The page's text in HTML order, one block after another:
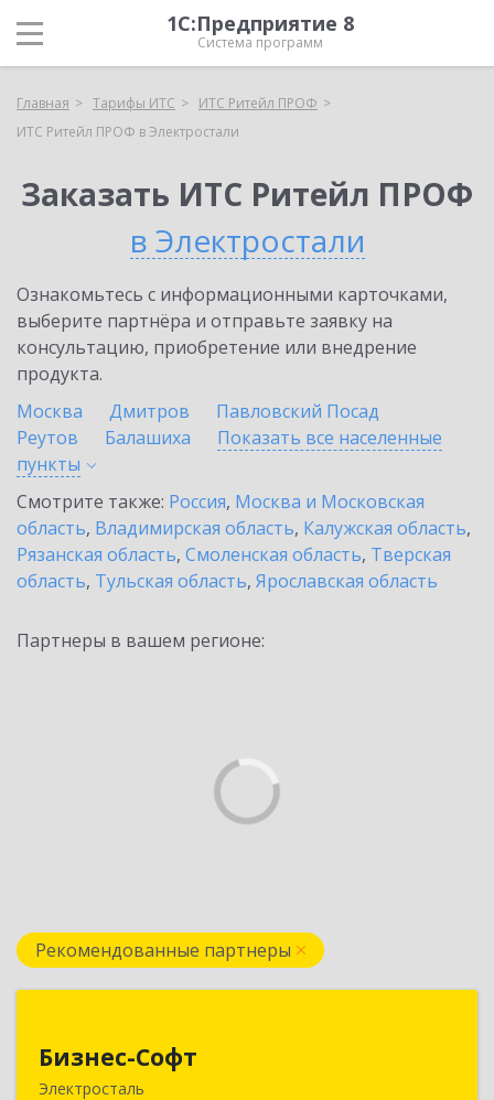
1С:Предприятие 8
Система программ
Главная Тарифы ИТС
ИТС Ритейл ПРОФ
ИТС Ритейл ПРОФ в Электростали
Заказать ИТС Ритейл ПРОФ
в Электростали
Ознакомьтесь с информационными карточками,
выберите партнёра и отправьте заявку на
консультацию, приобретение или внедрение
продукта.
Москва
Дмитров
Павловский Посад
Реутов
Балашиха
Показать все населенные
пункты
Смотрите также: Россия, Москва и Московская
область, Владимирская область, Калужская область,
Рязанская область, Смоленская область, Тверская
область, Тульская область, Ярославская область
Партнеры в вашем регионе:
Рекомендованные партнеры
Бизнес-Софт
Электросталь
144000, Московская обл, Электросталь г, Карла